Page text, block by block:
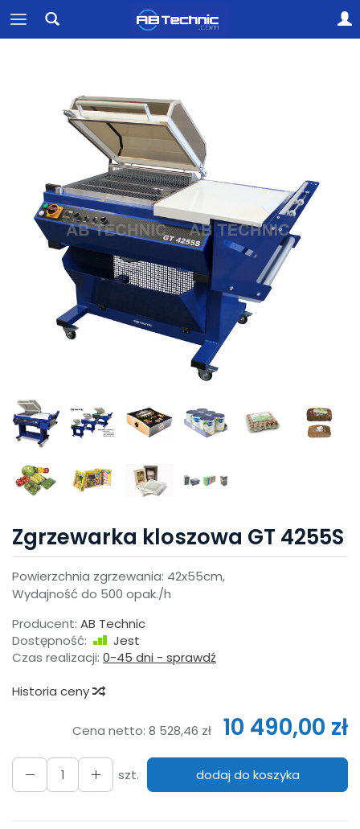
Zgrzewarka kloszowa GT 4255S
Powierzchnia zgrzewania: 42x55cm,
Wydajność do 500 opak./h
Producent: AB Technic
Dostępność:
Jest
Czas realizacji: 0-45 dni - sprawdź
Historia ceny
Cena netto: 8 528,46 zł 10 490,00 zł
szt. dodaj do koszyka